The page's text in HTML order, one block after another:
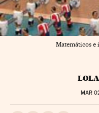
Matemáticos e
MAR